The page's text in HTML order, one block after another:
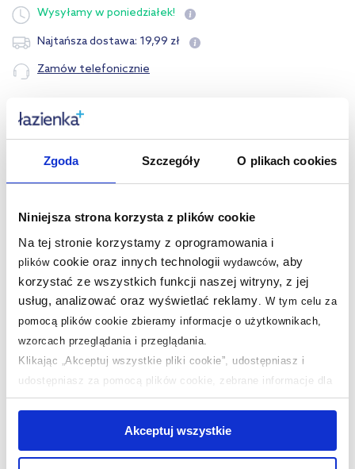
Zgoda Szczegóły O plikach cookies
Niniejsza strona korzysta z plików cookie
Na tej stronie korzystamy z oprogramowania i
plikówcookie oraz innych technologii wydawców, aby
korzystać ze wszystkich funkcji naszej witryny, z jej
usług, analizować oraz wyświetlać reklamy
W tym celu za
pomocą plików cookie zbieramy informacje o użytkownikach,
wzorcach przeglądania i przeglądania.
Klikając „Akceptuj wszystkie pliki cookie”, udostępniasz i
udostępniasz za pomocą plików cookie, zebrane informacje dla
użytkowników zewnętrznych, a także nasi partnerzy reklamowi.
jednak, że zablokowane niektóre pliki cookie mogą mieć wpływ
na sposób dostarczania treści niedostosowanych do potrzeb
Akceptuj wszystkie
Wysyłamyw poniedziałek!
Najtańsza dostawa: 19,99 zł
Zamów telefonicznie
Opis produktu
Dane techniczne
Pytania i odpowiedzi
Nasze nagrody
Sklep z wyposażeniem łazieneknr 1 w Polsce!